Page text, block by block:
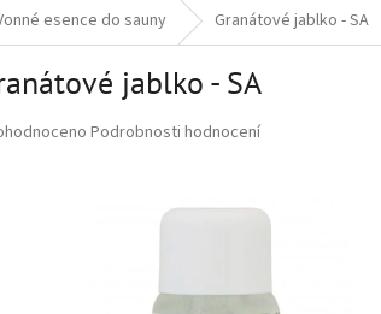
esence do sauny Granátové jablko - SA
jablko - SA
hodnocení produktu je 0,0 z 5 hvězdiček.
Podrobnosti hodnocení